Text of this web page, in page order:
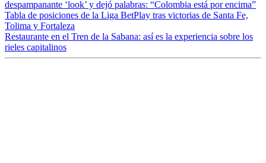
despampanante ‘look’ y dejó palabras: “Colombia está por encima”
Tabla de posiciones de la Liga BetPlay tras victorias de Santa Fe,
Tolima y Fortaleza
Restaurante en el Tren de la Sabana: así es la experiencia sobre los
rieles capitalinos